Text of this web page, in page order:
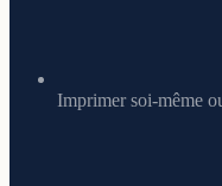
Imprimer soi-même